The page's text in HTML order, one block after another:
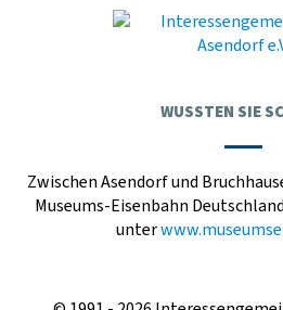
WUSSTEN SIE
Zwischen Asendorf und
Museums-Eisenbahn
unter